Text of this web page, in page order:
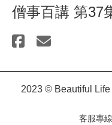
僧事百講 第37
2023 © Beautiful
客服專